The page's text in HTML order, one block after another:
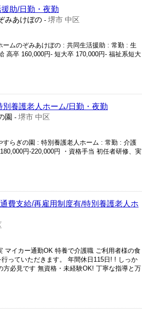
助/日勤・夜勤
みあけぼの - 堺市 中区
ームのぞみあけぼの : 共同生活援助 : 常勤 : 生
高卒 160,000円- 短大卒 170,000円- 福祉系短大
養護老人ホーム/日勤・夜勤
園 - 堺市 中区
すらぎの園 : 特別養護老人ホーム : 常勤 : 介護
円-220,000円 ・資格手当 初任者研修、実
費支給/再雇用制度有/特別養護老人ホ
マイカー通勤OK 特養で介護職 ご利用者様の食
っていただきます。 年間休日115日! ! しっか
必見です 無資格・未経験OK! 丁寧な指導と万